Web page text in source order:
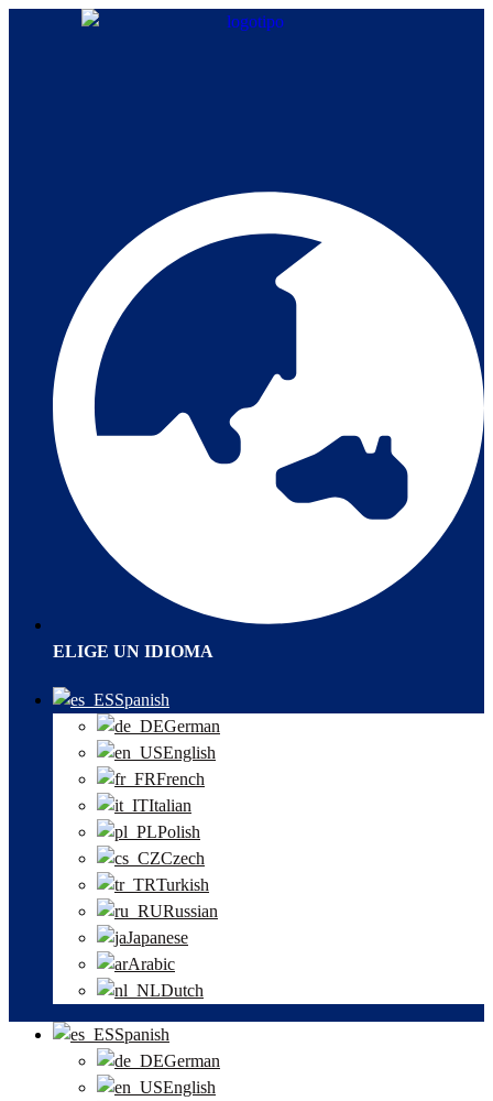
ELIGE UN IDIOMA
Spanish
German
English
French
Italian
Polish
Czech
Turkish
Russian
Japanese
Arabic
Dutch
Spanish
German
English